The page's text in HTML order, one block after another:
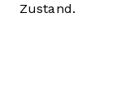
Zustand.